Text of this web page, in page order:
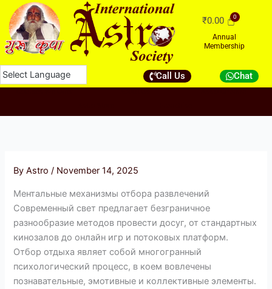
Skip
content
₹0.00
Annual
Membership
Call Us Chat
ByAstro/ November 14, 2025
Ментальные механизмы отбора развлечений
Современный свет предлагает безграничное
разнообразие методов провести досуг, от стандартных
кинозалов до онлайн игр и потоковых платформ.
Отбор отдыха являет собой многогранный
психологический процесс, в коем вовлечены
познавательные, эмотивные и коллективные элементы.